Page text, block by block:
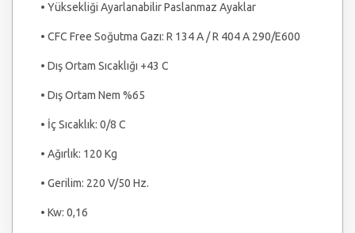
• Yüksekliği Ayarlanabilir Paslanmaz Ayaklar
• CFC Free Soğutma Gazı: R 134 A / R 404 A 290/E600
• Dış Ortam Sıcaklığı +43 C
• Dış Ortam Nem %65
• İç Sıcaklık: 0/8 C
• Ağırlık: 120 Kg
• Gerilim: 220 V/50 Hz.
• Kw: 0,16